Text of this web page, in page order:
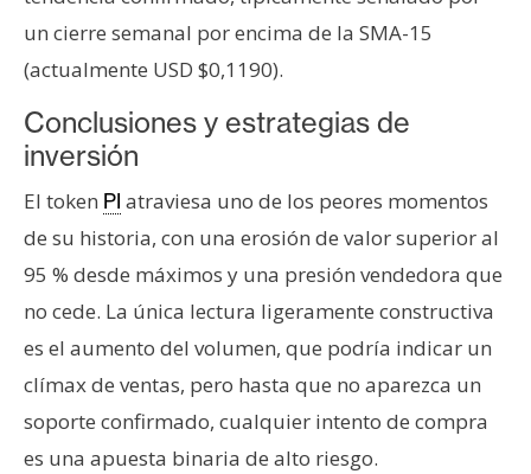
un cierre semanal por encima de la SMA-15
(actualmente USD $0,1190).
Conclusiones y estrategias de
inversión
El token PI atraviesa uno de los peores momentos
de su historia, con una erosión de valor superior al
95 % desde máximos y una presión vendedora que
no cede. La única lectura ligeramente constructiva
es el aumento del volumen, que podría indicar un
clímax de ventas, pero hasta que no aparezca un
soporte confirmado, cualquier intento de compra
es una apuesta binaria de alto riesgo.